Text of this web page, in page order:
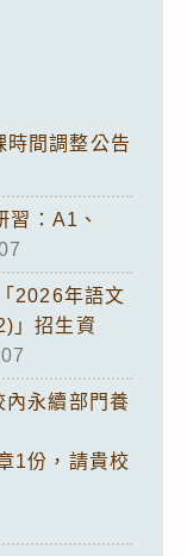
間調整公告
習：A1、
2026年語文
」招生資
永續部門養
1份，請貴校